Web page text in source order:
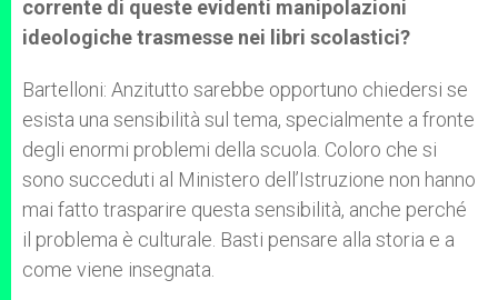
corrente di queste evidenti manipolazioni
ideologiche trasmesse nei libri scolastici?
Bartelloni: Anzitutto sarebbe opportuno chiedersi se
esista una sensibilità sul tema, specialmente a fronte
degli enormi problemi della scuola. Coloro che si
sono succeduti al Ministero dell’Istruzione non hanno
mai fatto trasparire questa sensibilità, anche perché
il problema è culturale. Basti pensare alla storia e a
come viene insegnata.